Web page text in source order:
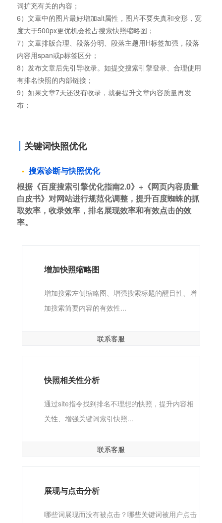
词扩充有关的内容；
6）文章中的图片最好增加alt属性，图片不要失真和变形，宽
度大于500px更优机会抢占搜索快照缩略图；
7）文章排版合理、段落分明、段落主题用H标签加强，段落
内容用span或p标签区分；
8）发布文章后先引导收录。如提交搜索引擎登录、合理使用
有排名快照的内部链接；
9）如果文章7天还没有收录，就要提升文章内容质量再发
布；
关键词快照优化
搜索诊断与快照优化
根据《百度搜索引擎优化指南2.0》+《网页内容质量
白皮书》对网站进行规范化调整，提升百度蜘蛛的抓
取效率，收录效率，排名展现效率和有效点击的效
率。
增加快照缩略图
增加搜索左侧缩略图、增强搜索标题的醒目性、增
加搜索简要内容的有效性...
联系客服
快照相关性分析
通过site指令找到排名不理想的快照，提升内容相
关性、增强关键词索引快照...
联系客服
展现与点击分析
哪些词展现而没有被点击？哪些关键词被用户点击